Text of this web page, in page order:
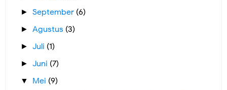
►September (6)
►Agustus (3)
►Juli (1)
►Juni (7)
▼ Mei (9)